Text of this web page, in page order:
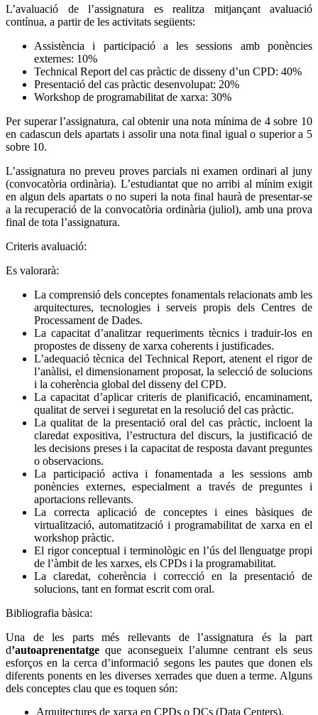
L’avaluació de l’assignatura es realitza mitjançant avaluació
contínua, a partir de les activitats següents:
Assistència i participació a les sessions amb ponències
externes: 10%
Technical Report del cas pràctic de disseny d’un CPD: 40%
Presentació del cas pràctic desenvolupat: 20%
Workshop de programabilitat de xarxa: 30%
Per superar l’assignatura, cal obtenir una nota mínima de 4 sobre 10
en cadascun dels apartats i assolir una nota final igual o superior a 5
sobre 10.
L’assignatura no preveu proves parcials ni examen ordinari al juny
(convocatòria ordinària). L’estudiantat que no arribi al mínim exigit
en algun dels apartats o no superi la nota final haurà de presentar-se
a la recuperació de la convocatòria ordinària (juliol), amb una prova
final de tota l’assignatura.
Criteris avaluació:
Es valorarà:
La comprensió dels conceptes fonamentals relacionats amb les
arquitectures, tecnologies i serveis propis dels Centres de
Processament de Dades.
La capacitat d’analitzar requeriments tècnics i traduir-los en
propostes de disseny de xarxa coherents i justificades.
L’adequació tècnica del Technical Report, atenent el rigor de
l’anàlisi, el dimensionament proposat, la selecció de solucions
i la coherència global del disseny del CPD.
La capacitat d’aplicar criteris de planificació, encaminament,
qualitat de servei i seguretat en la resolució del cas pràctic.
La qualitat de la presentació oral del cas pràctic, incloent la
claredat expositiva, l’estructura del discurs, la justificació de
les decisions preses i la capacitat de resposta davant preguntes
o observacions.
La participació activa i fonamentada a les sessions amb
ponències externes, especialment a través de preguntes i
aportacions rellevants.
La correcta aplicació de conceptes i eines bàsiques de
virtualització, automatització i programabilitat de xarxa en el
workshop pràctic.
El rigor conceptual i terminològic en l’ús del llenguatge propi
de l’àmbit de les xarxes, els CPDs i la programabilitat.
La claredat, coherència i correcció en la presentació de
solucions, tant en format escrit com oral.
Bibliografia bàsica:
Una de les parts més rellevants de l’assignatura és la part
d’autoaprenentatge que aconsegueix l’alumne centrant els seus
esforços en la cerca d’informació segons les pautes que donen els
diferents ponents en les diverses xerrades que duen a terme. Alguns
dels conceptes clau que es toquen són:
Arquitectures de xarxa en CPDs o DCs (Data Centers).